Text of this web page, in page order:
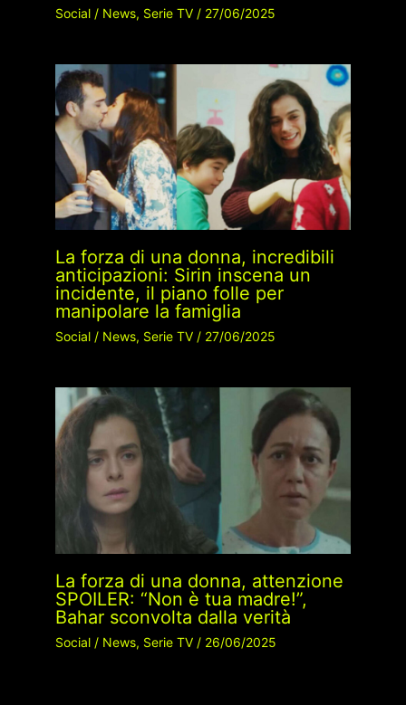
Social/ News, Serie TV/ 27/06/2025
La forza di una donna, incredibili
anticipazioni: Sirin inscena un
incidente, il piano folle per
manipolare la famiglia
Social/ News, Serie TV/ 27/06/2025
La forza di una donna, attenzione
SPOILER: “Non è tua madre!”,
Bahar sconvolta dalla verità
Social/ News, Serie TV/ 26/06/2025